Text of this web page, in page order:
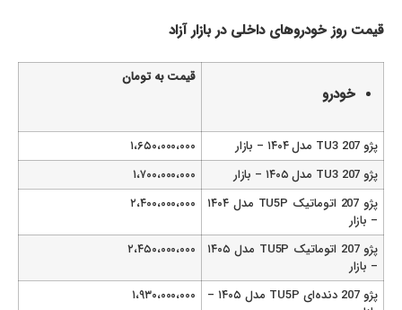
قیمت روز خودروهای داخلی در بازار آزاد
خودرو
قیمت به تومان
۱،۶۵۰،۰۰۰،۰۰۰
۱،۷۰۰،۰۰۰،۰۰۰
پژو 207 اتوماتیک TU5P مدل ۱۴۰۴
– بازار
۲،۴۰۰،۰۰۰،۰۰۰
پژو 207 اتوماتیک TU5P مدل ۱۴۰۵
– بازار
۲،۴۵۰،۰۰۰،۰۰۰
پژو 207 دنده‌ای TU5P مدل ۱۴۰۵ –
۱،۹۳۰،۰۰۰،۰۰۰